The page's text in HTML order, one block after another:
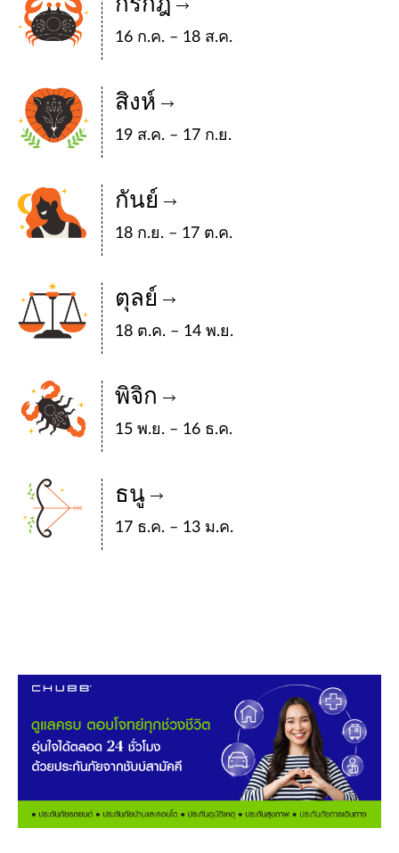
16 ก.ค. – 18 ส.ค.
สิงห์
19 ส.ค. – 17 ก.ย.
กันย์
18 ก.ย. – 17 ต.ค.
ตุลย์
18 ต.ค. – 14 พ.ย.
พิจิก
15 พ.ย. – 16 ธ.ค.
ธนู
17 ธ.ค. – 13 ม.ค.